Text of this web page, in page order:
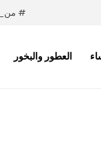
#
العطور والبخور